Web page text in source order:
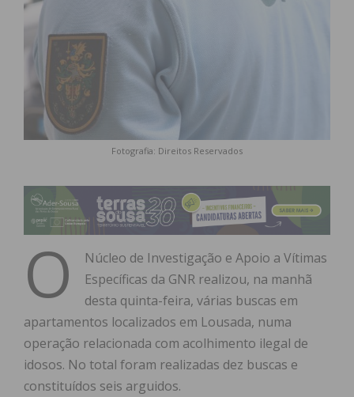
Fotografia: Direitos Reservados
O
Núcleo de Investigação e Apoio a Vítimas
Específicas da GNR realizou, na manhã
desta quinta-feira, várias buscas em
apartamentos localizados em Lousada, numa
operação relacionada com acolhimento ilegal de
idosos. No total foram realizadas dez buscas e
constituídos seis arguidos.